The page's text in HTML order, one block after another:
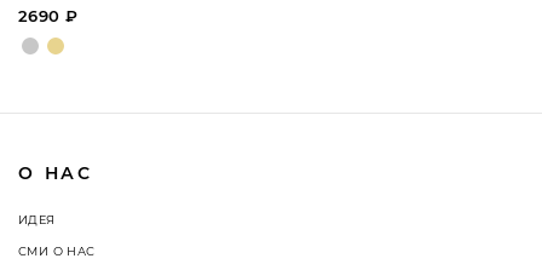
2690 ₽
О НАС
ИДЕЯ
СМИ О НАС